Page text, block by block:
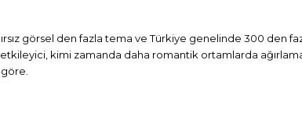
görsel den fazla tema ve Türkiye genelinde 300 den
kimi zamanda daha romantik ortamlarda
göre.